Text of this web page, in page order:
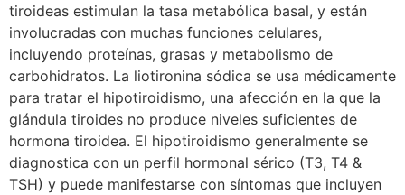
tiroideas estimulan la tasa metabólica basal, y están
involucradas con muchas funciones celulares,
incluyendo proteínas, grasas y metabolismo de
carbohidratos. La liotironina sódica se usa médicamente
para tratar el hipotiroidismo, una afección en la que la
glándula tiroides no produce niveles suficientes de
hormona tiroidea. El hipotiroidismo generalmente se
diagnostica con un perfil hormonal sérico (T3, T4 &
TSH) y puede manifestarse con síntomas que incluyen